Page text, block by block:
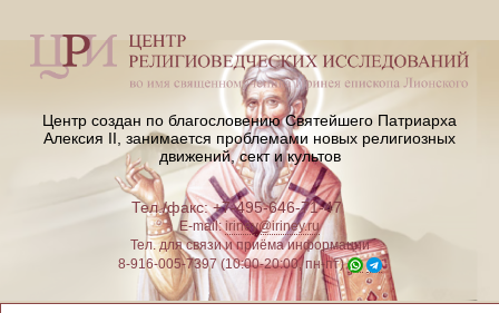
Центр создан по благословению Святейшего Патриарха
Алексия II, занимается проблемами новых религиозных
движений, сект и культов
Тел./факс: +7-495-646-71-47
E-mail:iriney@iriney.ru
Тел. для связи и приёма информации
8-916-005-7397 (10:00-20:00, пн-пт)